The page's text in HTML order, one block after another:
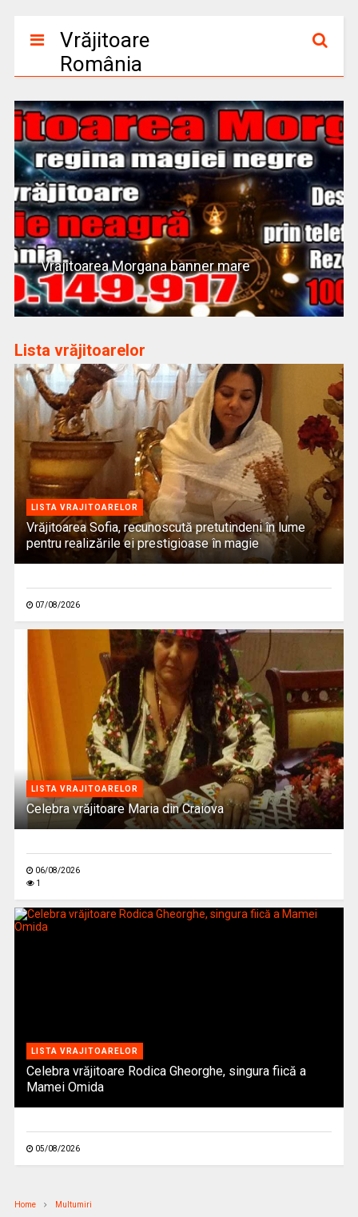
Vrăjitoare
România
Vrajitoarea Morgana banner mare
Lista vrăjitoarelor
LISTA VRAJITOARELOR
Vrăjitoarea Sofia, recunoscută pretutindeni în lume
pentru realizările ei prestigioase în magie
07/08/2026
LISTA VRAJITOARELOR
Celebra vrăjitoare Maria din Craiova
06/08/2026
1
LISTA VRAJITOARELOR
Celebra vrăjitoare Rodica Gheorghe, singura fiică a
Mamei Omida
05/08/2026
Home Multumiri